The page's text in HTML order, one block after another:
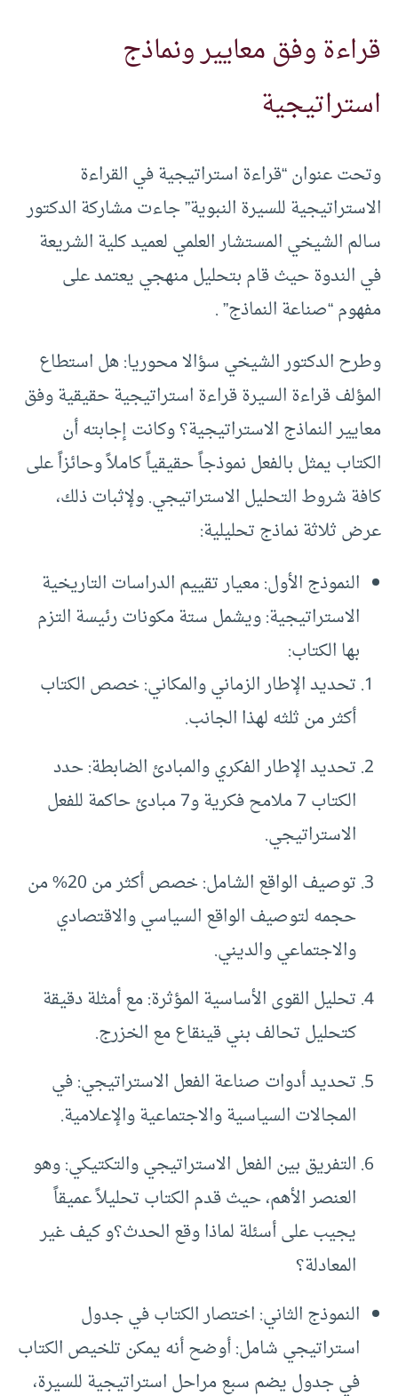
قراءة وفق معايير ونماذج
استراتيجية
وتحت عنوان “قراءة استراتيجية في القراءة
الاستراتيجية للسيرة النبوية” جاءت مشاركة الدكتور
سالم الشيخي المستشار العلمي لعميد كلية الشريعة
في الندوة حيث قام بتحليل منهجي يعتمد على
مفهوم “صناعة النماذج” .
وطرح الدكتور الشيخي سؤالا محوريا: هل استطاع
المؤلف قراءة السيرة قراءة استراتيجية حقيقية وفق
معايير النماذج الاستراتيجية؟ وكانت إجابته أن
الكتاب يمثل بالفعل نموذجاً حقيقياً كاملاً وحائزاً على
كافة شروط التحليل الاستراتيجي. ولإثبات ذلك،
عرض ثلاثة نماذج تحليلية:
النموذج الأول: معيار تقييم الدراسات التاريخية
الاستراتيجية: ويشمل ستة مكونات رئيسة التزم
بها الكتاب:
تحديد الإطار الزماني والمكاني: خصص الكتاب
أكثر من ثلثه لهذا الجانب.
تحديد الإطار الفكري والمبادئ الضابطة: حدد
الكتاب 7 ملامح فكرية و7 مبادئ حاكمة للفعل
الاستراتيجي.
توصيف الواقع الشامل: خصص أكثر من 20% من
حجمه لتوصيف الواقع السياسي والاقتصادي
والاجتماعي والديني.
تحليل القوى الأساسية المؤثرة: مع أمثلة دقيقة
كتحليل تحالف بني قينقاع مع الخزرج.
تحديد أدوات صناعة الفعل الاستراتيجي: في
المجالات السياسية والاجتماعية والإعلامية.
التفريق بين الفعل الاستراتيجي والتكتيكي: وهو
العنصر الأهم، حيث قدم الكتاب تحليلاً عميقاً
يجيب على أسئلة لماذا وقع الحدث؟و كيف غير
المعادلة؟
النموذج الثاني: اختصار الكتاب في جدول
استراتيجي شامل: أوضح أنه يمكن تلخيص الكتاب
في جدول يضم سبع مراحل استراتيجية للسيرة،